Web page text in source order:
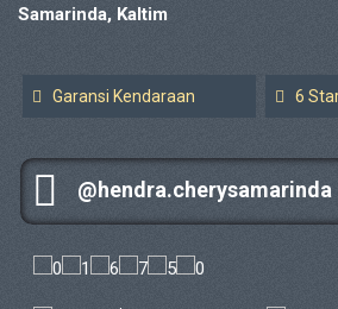
Samarinda, Kaltim
Garansi Kendaraan 6
@hendra.cherysamarinda